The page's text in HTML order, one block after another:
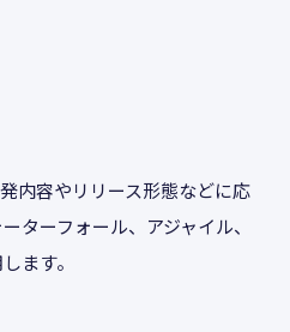
内容やリリース形態などに応
ターフォール、アジャイル、
ます。